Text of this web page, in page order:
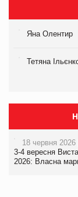
Яна Олентир
Тетяна
18 червня 2026 |
3-4 вересня
2026: Власна